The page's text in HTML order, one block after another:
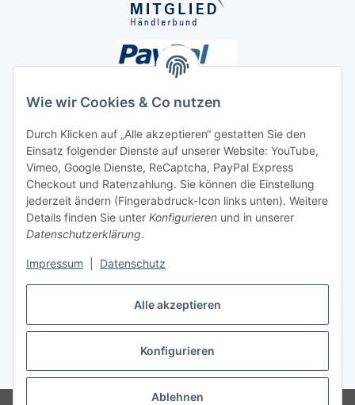
Alle akzeptieren
Konfigurieren
Ablehnen
Wie wir Cookies & Co nutzen
Durch Klicken auf „Alle akzeptieren“ gestatten Sie den
Einsatz folgender Dienste auf unserer Website: YouTube,
Vimeo, Google Dienste, ReCaptcha, PayPal Express
Checkout und Ratenzahlung. Sie können die Einstellung
jederzeit ändern (Fingerabdruck-Icon links unten). Weitere
Details finden Sie unter Konfigurieren und in unserer
Datenschutzerklärung.
Impressum Datenschutz
Unsere Seiten
Social Media
Vertrag widerrufen
* Alle Preise inkl. gesetzlicher USt., ** siehe Lieferbedingungen, zzgl.
Versand